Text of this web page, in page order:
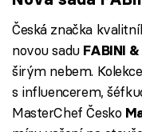
Česká značka
novou sadu FABINI &
širým nebem.
s influencerem,
MasterChef Česko